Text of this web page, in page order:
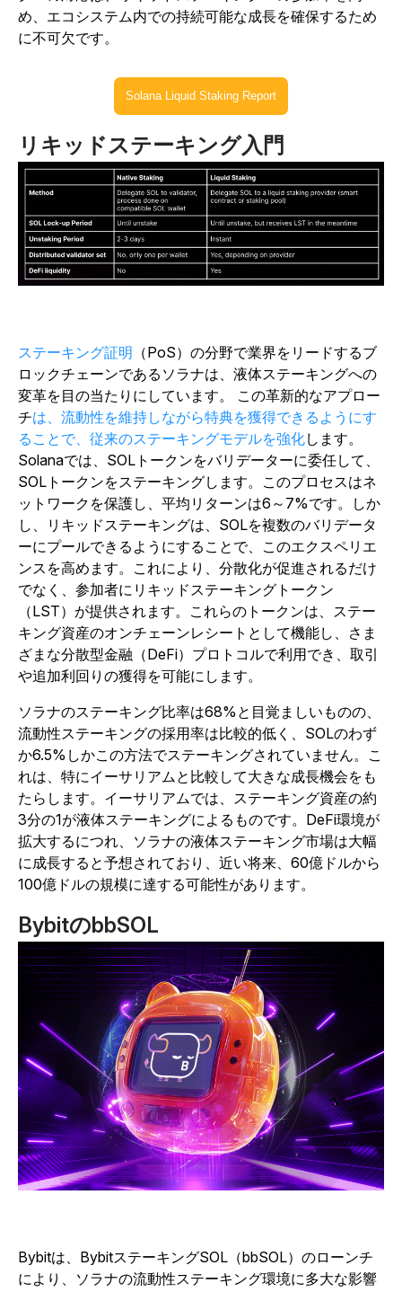
め、エコシステム内での持続可能な成長を確保するため
に不可欠です。
Solana Liquid Staking Report
リキッドステーキング入門
ステーキング証明 （PoS）の分野で業界をリードするブ
ロックチェーンであるソラナは、液体ステーキングへの
変革を目の当たりにしています。
この革新的なアプロー
チは、流動性を維持しながら特典を獲得できるようにす
ることで、従来のステーキングモデルを強化します。
Solanaでは、SOLトークンをバリデーターに委任して、
SOLトークンをステーキングします。このプロセスはネ
ットワークを保護し、平均リターンは6～7%です。しか
し、リキッドステーキングは、SOLを複数のバリデータ
ーにプールできるようにすることで、このエクスペリエ
ンスを高めます。これにより、分散化が促進されるだけ
でなく、参加者にリキッドステーキングトークン
（LST）が提供されます。これらのトークンは、ステー
キング資産のオンチェーンレシートとして機能し、さま
ざまな分散型金融（DeFi）プロトコルで利用でき、取引
や追加利回りの獲得を可能にします。
ソラナのステーキング比率は68%と目覚ましいものの、
流動性ステーキングの採用率は比較的低く、SOLのわず
か6.5%しかこの方法でステーキングされていません。こ
れは、特にイーサリアムと比較して大きな成長機会をも
たらします。イーサリアムでは、ステーキング資産の約
3分の1が液体ステーキングによるものです。DeFi環境が
拡大するにつれ、ソラナの液体ステーキング市場は大幅
に成長すると予想されており、近い将来、60億ドルから
100億ドルの規模に達する可能性があります。
BybitのbbSOL
Bybitは、BybitステーキングSOL（bbSOL）のローンチ
により、ソラナの流動性ステーキング環境に多大な影響